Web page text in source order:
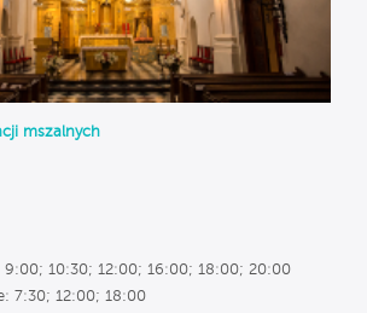
mszalnych
9:00; 10:30; 12:00; 16:00; 18:00; 20:00
7:30; 12:00; 18:00